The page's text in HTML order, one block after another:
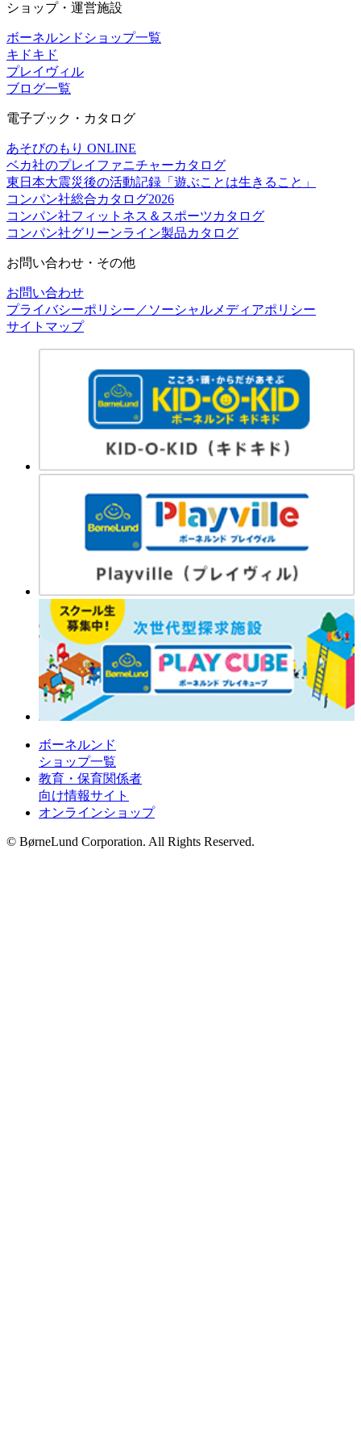
ショップ・運営施設
ボーネルンドショップ一覧
キドキド
プレイヴィル
ブログ一覧
電子ブック・カタログ
あそびのもり ONLINE
ベカ社のプレイファニチャーカタログ
東日本大震災後の活動記録「遊ぶことは生きること」
コンパン社総合カタログ2026
コンパン社フィットネス＆スポーツカタログ
コンパン社グリーンライン製品カタログ
お問い合わせ・その他
お問い合わせ
プライバシーポリシー／ソーシャルメディアポリシー
サイトマップ
ボーネルンド
ショップ一覧
教育・保育関係者
向け情報サイト
オンラインショップ
© BørneLund Corporation. All Rights Reserved.